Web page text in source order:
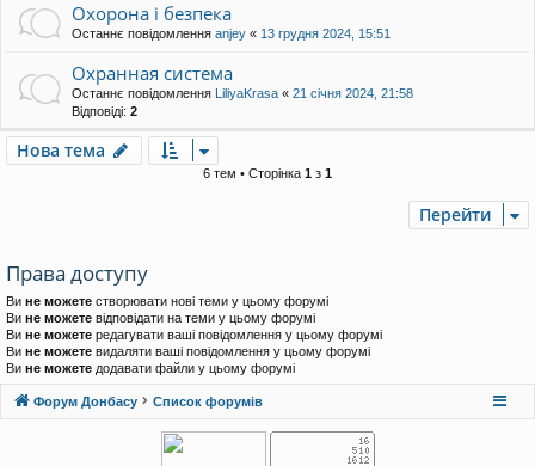
Охорона і безпека
Останнє повідомлення anjey « 13 грудня 2024, 15:51
Охранная система
Останнє повідомлення LiliyaKrasa « 21 січня 2024, 21:58
Відповіді: 2
Нова тема
6 тем • Сторінка 1 з 1
Перейти
Права доступу
Ви не можете створювати нові теми у цьому форумі
Ви не можете відповідати на теми у цьому форумі
Ви не можете редагувати ваші повідомлення у цьому форумі
Ви не можете видаляти ваші повідомлення у цьому форумі
Ви не можете додавати файли у цьому форумі
Форум Донбасу Список форумів